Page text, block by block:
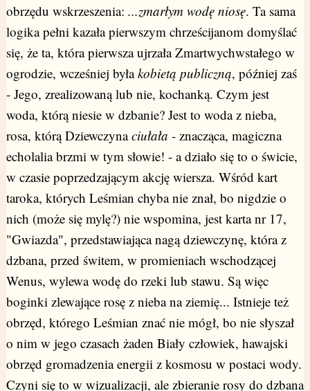
obrzędu wskrzeszenia: ...zmarłym wodę niosę. Ta sama
logika pełni kazała pierwszym chrześcijanom domyślać
się, że ta, która pierwsza ujrzała Zmartwychwstałego w
ogrodzie, wcześniej byłakobietą publiczną, później zaś
- Jego, zrealizowaną lub nie, kochanką. Czym jest
woda, którą niesie w dzbanie? Jest to woda z nieba,
rosa, którą Dziewczynaciułała - znacząca, magiczna
echolalia brzmi w tym słowie! - a działo się to o świcie,
w czasie poprzedzającym akcję wiersza. Wśród kart
taroka, których Leśmian chyba nie znał, bo nigdzie o
nich (może się mylę?) nie wspomina, jest karta nr 17,
"Gwiazda", przedstawiająca nagą dziewczynę, która z
dzbana, przed świtem, w promieniach wschodzącej
Wenus, wylewa wodę do rzeki lub stawu. Są więc
boginki zlewające rosę z nieba na ziemię... Istnieje też
obrzęd, którego Leśmian znać nie mógł, bo nie słyszał
o nim w jego czasach żaden Biały człowiek, hawajski
obrzęd gromadzenia energii z kosmosu w postaci wody.
Czyni się to w wizualizacji, ale zbieranie rosy do dzbana